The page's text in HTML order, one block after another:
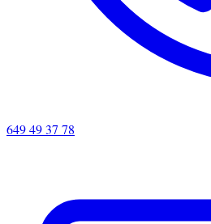
649 49 37 78